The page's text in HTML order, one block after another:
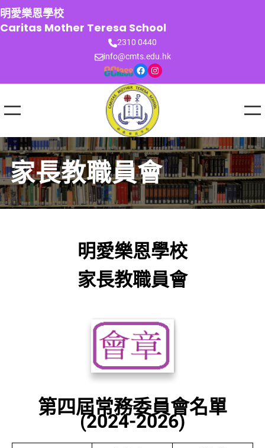
跳
至
主
明愛樂恩學校
Caritas Mother Teresa School
2310 0440
info@cmts.edu.hk
Facebook Instagram
家長教職員會
明愛樂恩學校
家長教職員會
第四屆常務委員會名單
(2024-2026)